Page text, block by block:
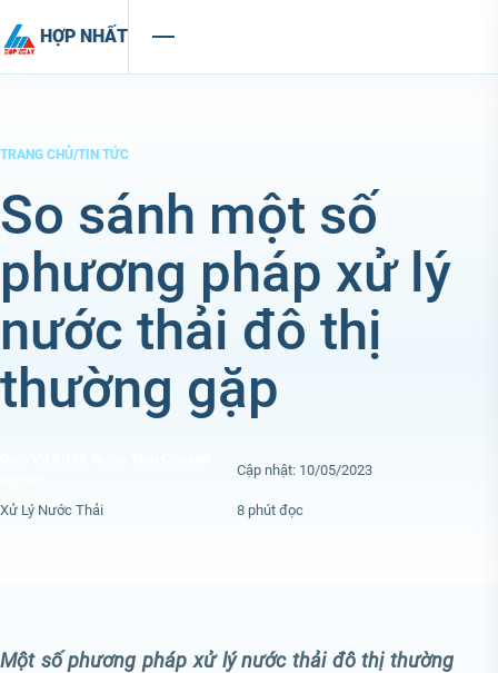
HỢP NHẤT
TRANG CHỦ/TIN TỨC
So sánh một số
phương pháp xử lý
nước thải đô thị
thường gặp
Cập nhật: 10/05/2023
Xử Lý Nước Thải 8 phút đọc
Một số phương pháp xử lý nước thải đô thị thường